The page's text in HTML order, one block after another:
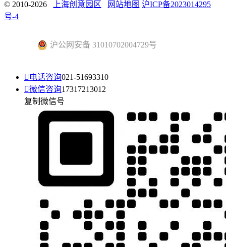
© 2010-2026 上海创意园区 网站地图 沪ICP备2023014295
号-4
沪公网安备 31010702004729号
 电话咨询021-51693310
微信咨询17317213012
复制微信号